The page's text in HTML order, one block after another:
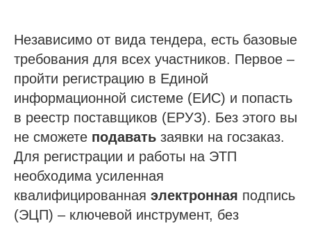
Независимо от вида тендера, есть базовые
требования для всех участников. Первое –
пройти регистрацию в Единой
информационной системе (ЕИС) и попасть
в реестр поставщиков (ЕРУЗ). Без этого вы
не сможете подавать заявки на госзаказ.
Для регистрации и работы на ЭТП
необходима усиленная
квалифицированная электронная подпись
(ЭЦП) – ключевой инструмент, без